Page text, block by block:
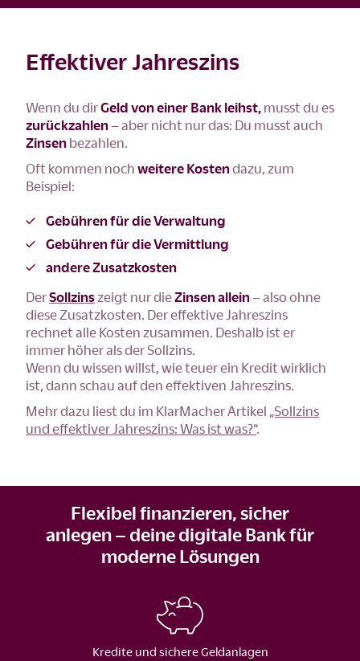
Effektiver Jahreszins
Wenn du dirGeld von einer Bank leihst, musst du es
zurückzahlen – aber nicht nur das: Du musst auch
Zinsen bezahlen.
Oft kommen noch weitere Kostendazu, zum
Beispiel:
Gebühren für die Verwaltung
Gebühren für die Vermittlung
andere Zusatzkosten
DerSollzins zeigt nur dieZinsen allein – also ohne
diese Zusatzkosten. Der effektive Jahreszins
rechnet alle Kosten zusammen. Deshalb ist er
immer höher als der Sollzins.
Wenn du wissen willst, wie teuer ein Kredit wirklich
ist, dann schau auf den effektiven Jahreszins.
Mehr dazu liest du im KlarMacher Artikel „Sollzins
und effektiver Jahreszins: Was ist was?“.
Flexibel finanzieren, sicher
anlegen – deine digitale Bank für
moderne Lösungen
Kredite und sichere Geldanlagen